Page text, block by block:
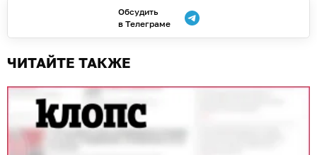
Обсудить
в Телеграме
ЧИТАЙТЕ ТАКЖЕ